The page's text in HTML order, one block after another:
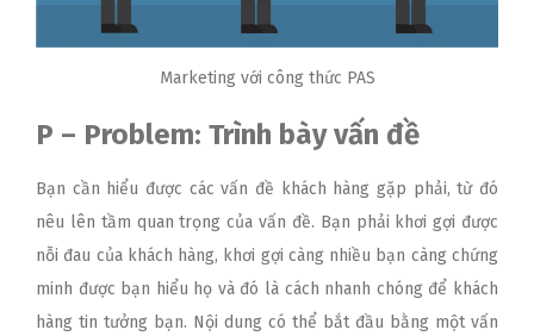
Marketing với công thức PAS
P – Problem: Trình bày vấn đề
Bạn cần hiểu được các vấn đề khách hàng gặp phải, từ đó
nêu lên tầm quan trọng của vấn đề. Bạn phải khơi gợi được
nỗi đau của khách hàng, khơi gợi càng nhiều bạn càng chứng
minh được bạn hiểu họ và đó là cách nhanh chóng để khách
hàng tin tưởng bạn. Nội dung có thể bắt đầu bằng một vấn